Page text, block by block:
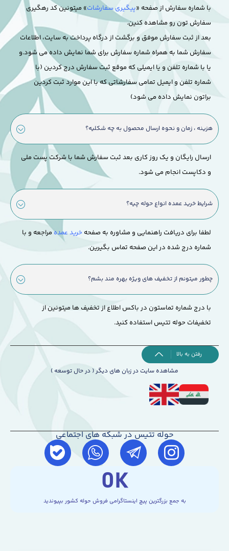
با شماره سفارش از صفحه «پیگیری سفارشات» میتونین کد رهگیری
سفارش تون رو مشاهده کنین.
بعد از ثبت سفارش موفق و برگشت از درگاه پرداخت به سایت، اطلاعات
سفارش شما به همراه شماره سفارش برای شما نمایش داده می شود.و
یا با شماره تلفن و یا ایمیلی که موقع ثبت سفارش درج کردین (با
شماره تلفن و ایمیل تمامی سفارشاتی که با این موارد ثبت کردین
براتون نمایش داده می شود)
هزینه ، زمان و نحوه ارسال محصول به چه شکلیه؟
ارسال رایگان و یک روز کاری بعد ثبت سفارش شما با شرکت پست ملی
و دکاپست انجام می شود.
شرایط خرید عمده انواع حوله چیه؟
لطفا برای دریافت راهنمایی و مشاوره به صفحه خرید عمدهمراجعه و با
شماره درج شده در این صفحه تماس بگیرین.
چطور میتونم از تخفیف های ویژه بهره مند بشم؟
با درج شماره تماستون در باکس اطلاع از تخفیف ها میتونین از
تخفیفات حوله تتیس استفاده کنید.
رفتن به بالا
مشاهده سایت در زبان های دیگر ( در حال توسعه )
حوله تتیس در شبکه های اجتماعی
به جمع بزرگترین پیچ اینستاگرامی فروش حوله کشور بپیوندید
K
0